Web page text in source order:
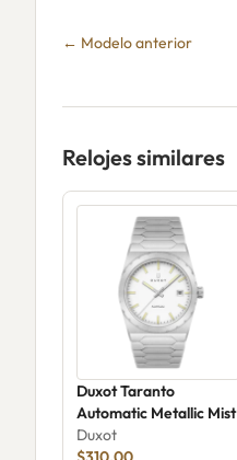
← Modelo anterior
Relojes similares
Duxot Taranto
Automatic Metallic Mist
Duxot